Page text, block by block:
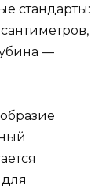
стандарты:
—